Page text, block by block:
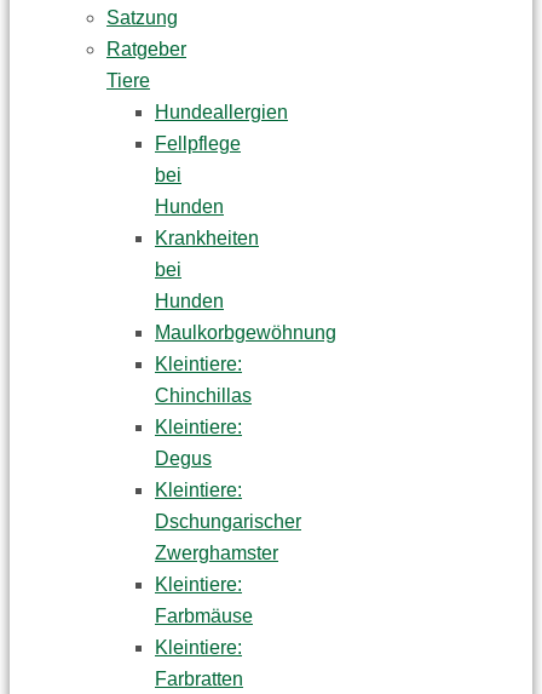
Satzung
Ratgeber
Tiere
Hundeallergien
Fellpflege
bei
Hunden
Krankheiten
bei
Hunden
Maulkorbgewöhnung
Kleintiere:
Chinchillas
Kleintiere:
Degus
Kleintiere:
Dschungarischer
Zwerghamster
Kleintiere:
Farbmäuse
Kleintiere:
Farbratten